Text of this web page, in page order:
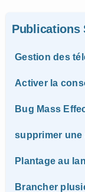
Publications
Gestion des
Activer la
Bug Mass
supprimer une
Plantage au
Brancher